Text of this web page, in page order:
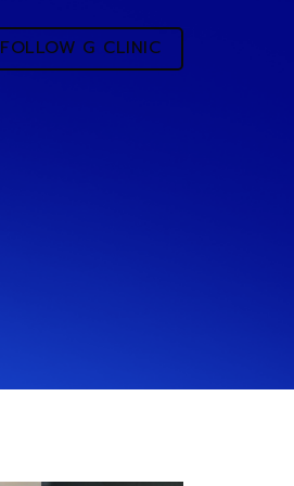
FOLLOW G CLINIC